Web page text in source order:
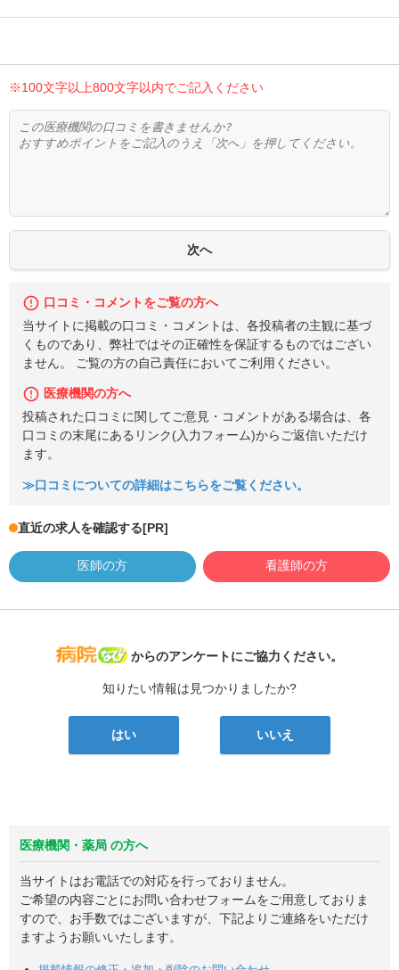
※100文字以上800文字以内でご記入ください
口コミ・コメントをご覧の方へ
当サイトに掲載の口コミ・コメントは、各投稿者の主観に基づ
くものであり、弊社ではその正確性を保証するものではござい
ません。 ご覧の方の自己責任においてご利用ください。
医療機関の方へ
投稿された口コミに関してご意見・コメントがある場合は、各
口コミの末尾にあるリンク(入力フォーム)からご返信いただけ
ます。
≫口コミについての詳細はこちらをご覧ください。
直近の求人を確認する[PR]
医師の方 看護師の方
病院なび
からのアンケートにご協力ください。
知りたい情報は見つかりましたか?
はい いいえ
医療機関・薬局 の方へ
当サイトはお電話での対応を行っておりません。
ご希望の内容ごとにお問い合わせフォームをご用意しておりま
すので、お手数ではございますが、下記よりご連絡をいただけ
ますようお願いいたします。